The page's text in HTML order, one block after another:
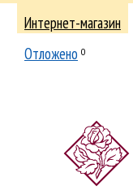
Интернет-магазин
Отложено 0